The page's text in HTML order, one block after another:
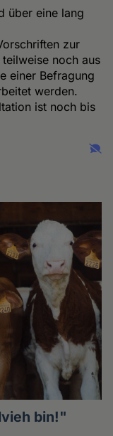
über eine lang
zur
noch aus
einer Befragung
werden.
ist noch bis
bin!"